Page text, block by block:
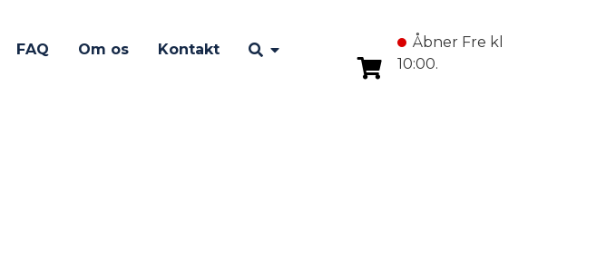
FAQ Om os Kontakt
Åbner Fre kl
10:00.